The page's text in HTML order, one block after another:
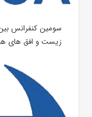
سومین کنفرانس
زیست و افق های هنر